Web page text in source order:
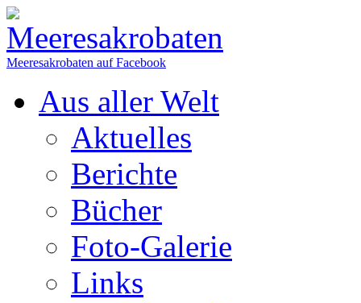
Meeresakrobaten auf Facebook
Aus aller Welt
Aktuelles
Berichte
Bücher
Foto-Galerie
Links